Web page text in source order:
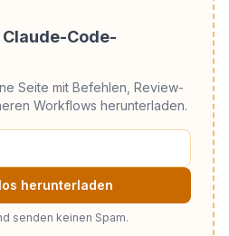
Claude-Code-
Seite mit Befehlen, Review-
Workflows herunterladen.
herunterladen
senden keinen Spam.